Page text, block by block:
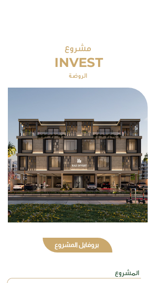
INVEST
الروضة
بروفايل المشروع
المشروع